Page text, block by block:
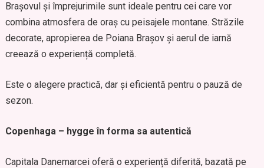
Brașovul și împrejurimile sunt ideale pentru cei care vor
combina atmosfera de oraș cu peisajele montane. Străzile
decorate, apropierea de Poiana Brașov și aerul de iarnă
creează o experiență completă.
Este o alegere practică, dar și eficientă pentru o pauză de
sezon.
Copenhaga – hygge în forma sa autentică
Capitala Danemarcei oferă o experiență diferită, bazată pe